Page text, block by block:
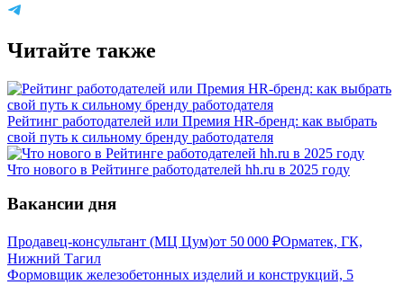
Читайте также
Рейтинг работодателей или Премия HR-бренд: как выбрать
свой путь к сильному бренду работодателя
Что нового в Рейтинге работодателей hh.ru в 2025 году
Вакансии дня
Продавец-консультант (МЦ Цум)от 50 000 ₽Орматек, ГК,
Нижний Тагил
Формовщик железобетонных изделий и конструкций, 5